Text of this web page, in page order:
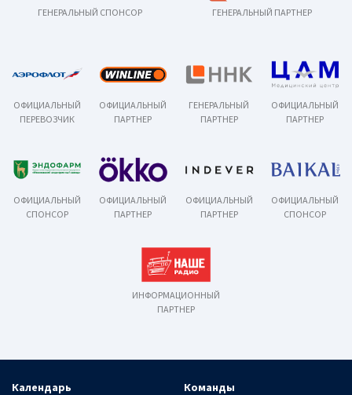
ГЕНЕРАЛЬНЫЙ СПОНСОР ГЕНЕРАЛЬНЫЙ ПАРТНЕР
ОФИЦИАЛЬНЫЙ
ПЕРЕВОЗЧИК
ОФИЦИАЛЬНЫЙ
ПАРТНЕР
ГЕНЕРАЛЬНЫЙ
ПАРТНЕР
ОФИЦИАЛЬНЫЙ
ПАРТНЕР
ОФИЦИАЛЬНЫЙ
СПОНСОР
ОФИЦИАЛЬНЫЙ
ПАРТНЕР
ОФИЦИАЛЬНЫЙ
ПАРТНЕР
ОФИЦИАЛЬНЫЙ
СПОНСОР
ИНФОРМАЦИОННЫЙ
ПАРТНЕР
Календарь Команды